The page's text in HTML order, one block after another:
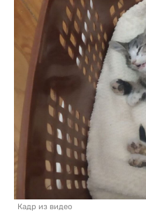
Кадр из видео